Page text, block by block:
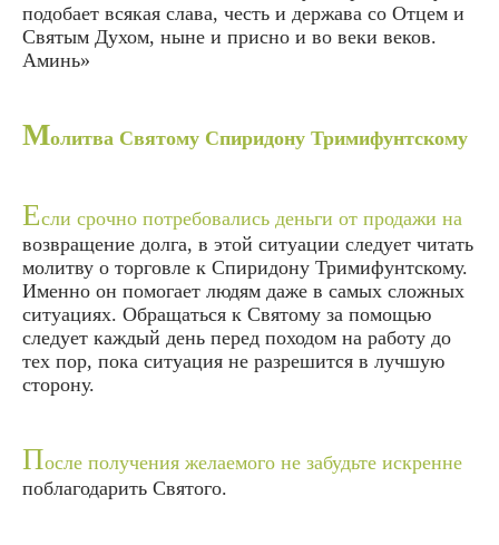
подобает всякая слава, честь и держава со Отцем и
Святым Духом, ныне и присно и во веки веков.
Аминь»
Молитва Святому Спиридону Тримифунтскому
Если срочно потребовались деньги от продажи на
возвращение долга, в этой ситуации следует читать
молитву о торговле к Спиридону Тримифунтскому.
Именно он помогает людям даже в самых сложных
ситуациях. Обращаться к Святому за помощью
следует каждый день перед походом на работу до
тех пор, пока ситуация не разрешится в лучшую
сторону.
После получения желаемого не забудьте искренне
поблагодарить Святого.